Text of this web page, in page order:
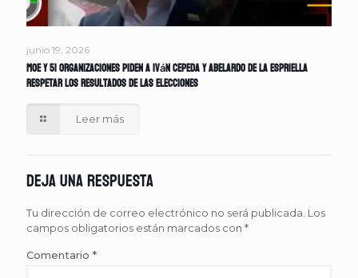
junio 19, 2026
MOE y 51 organizaciones piden a Iván Cepeda y Abelardo de la Espriella
respetar los resultados de las elecciones
Leer más
Deja una respuesta
Tu dirección de correo electrónico no será publicada. Los
campos obligatorios están marcados con *
Comentario *